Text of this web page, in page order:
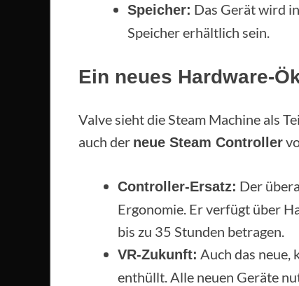
Speicher: Das Gerät wird
Speicher erhältlich sein.
Ein neues Hardware-
Valve sieht die Steam Machine als
auch der neue Steam Controller
Controller-Ersatz: Der
Ergonomie. Er verfügt über
bis zu 35 Stunden betragen.
VR-Zukunft: Auch das neue,
enthüllt. Alle neuen Geräte